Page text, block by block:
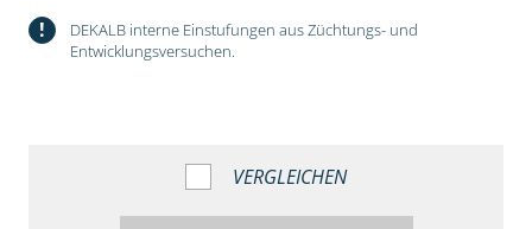
!
DEKALB interne Einstufungen aus Züchtungs- und
Entwicklungsversuchen.
VERGLEICHEN